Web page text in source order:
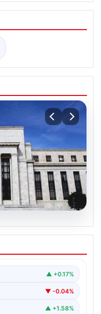
▲ +0.17%
▼ -0.04%
▲ +1.58%